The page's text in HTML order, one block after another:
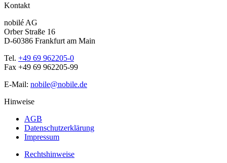
Kontakt
nobilé AG
Orber Straße 16
D-60386 Frankfurt am Main
Tel. +49 69 962205-0
Fax +49 69 962205-99
E-Mail: nobile@nobile.de
Hinweise
AGB
Datenschutzerklärung
Impressum
Rechtshinweise